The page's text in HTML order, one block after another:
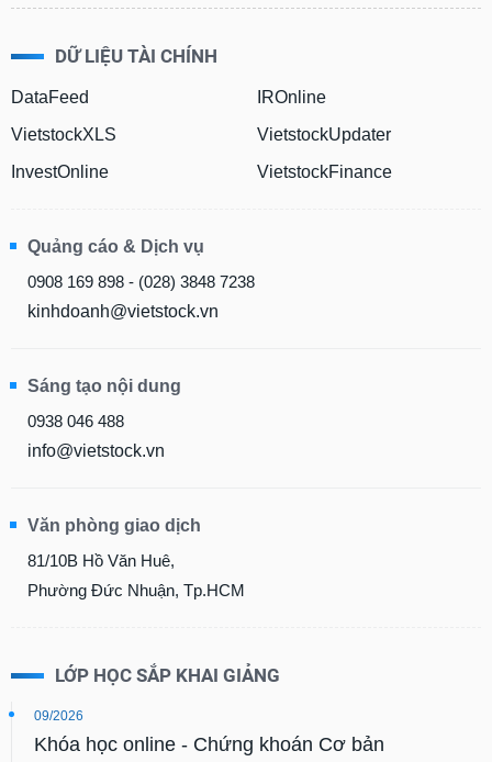
DỮ LIỆU TÀI CHÍNH
DataFeed
VietstockXLS
InvestOnline
IROnline
VietstockUpdater
VietstockFinance
Quảng cáo & Dịch vụ
0908 169 898 - (028) 3848 7238
kinhdoanh@vietstock.vn
Sáng tạo nội dung
0938 046 488
info@vietstock.vn
Văn phòng giao dịch
81/10B Hồ Văn Huê,
Phường Đức Nhuận, Tp.HCM
LỚP HỌC SẮP KHAI GIẢNG
09/2026
Khóa học online - Chứng khoán Cơ bản